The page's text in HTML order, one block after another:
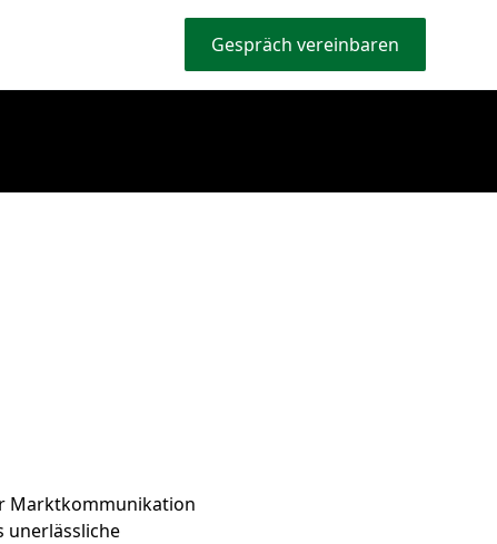
Gespräch vereinbaren
Marktkommunikation
unerlässliche